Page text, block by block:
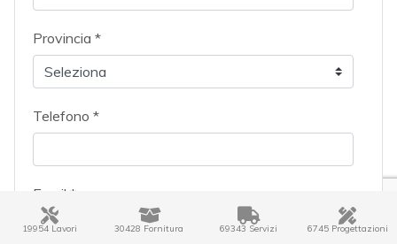
Provincia *
Telefono *
Email *
19954 Lavori 30428 Fornitura 69343 Servizi 6745 Progettazioni